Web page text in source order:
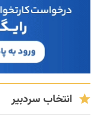
انتخاب سردبیر